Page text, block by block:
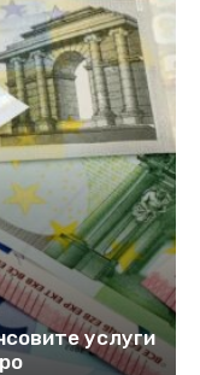
услуги